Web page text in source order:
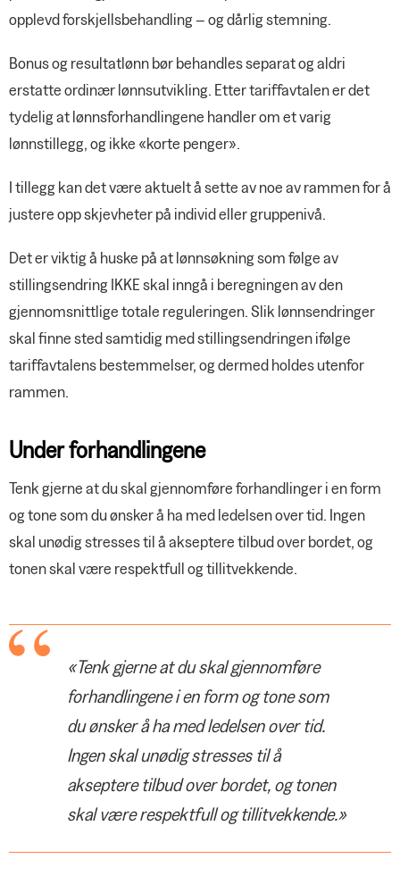
opplevd forskjellsbehandling – og dårlig stemning.
Bonus og resultatlønn bør behandles separat og aldri
erstatte ordinær lønnsutvikling. Etter tariffavtalen er det
tydelig at lønnsforhandlingene handler om et varig
lønnstillegg, og ikke «korte penger».
I tillegg kan det være aktuelt å sette av noe av rammen for å
justere opp skjevheter på individ eller gruppenivå.
Det er viktig å huske på at lønnsøkning som følge av
stillingsendring IKKE skal inngå i beregningen av den
gjennomsnittlige totale reguleringen. Slik lønnsendringer
skal finne sted samtidig med stillingsendringen ifølge
tariffavtalens bestemmelser, og dermed holdes utenfor
rammen.
Under forhandlingene
Tenk gjerne at du skal gjennomføre forhandlinger i en form
og tone som du ønsker å ha med ledelsen over tid. Ingen
skal unødig stresses til å akseptere tilbud over bordet, og
tonen skal være respektfull og tillitvekkende.
«Tenk gjerne at du skal gjennomføre
forhandlingene i en form og tone som
du ønsker å ha med ledelsen over tid.
Ingen skal unødig stresses til å
akseptere tilbud over bordet, og tonen
skal være respektfull og tillitvekkende.»